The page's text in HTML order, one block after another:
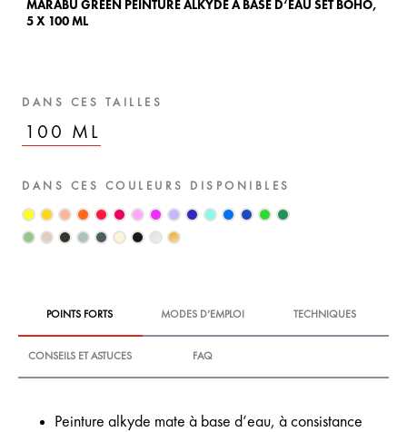
MARABU GREEN PEINTURE ALKYDE À BASE D‘EAU SET BOHO,
5 X 100 ML
DANS CES TAILLES
100 ML
DANS CES COULEURS DISPONIBLES
POINTS FORTS MODES D‘EMPLOI TECHNIQUES
CONSEILS ET ASTUCES FAQ
Peinture alkyde mate à base d‘eau, à consistance